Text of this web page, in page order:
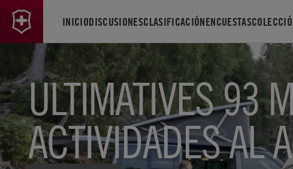
INICIODISCUSIONESCLASIFICACIÓNENCUESTAS
ULTIMATIVES 93
ACTIVIDADES AL